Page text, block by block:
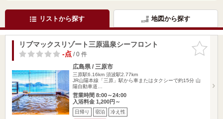
リストから探す 地図から探す
お気に入
りに追加
リブマックスリゾート三原温泉シーフロント
-点/ 0 件
広島県 / 三原市
三原駅6.16km 須波駅2.77km
JR山陽本線「三原」駅から車またはタクシーで約15分 山
陽自動車道…
営業時間 8:00～24:00
入浴料金 1,200円～
日帰り 宿泊 冷え性